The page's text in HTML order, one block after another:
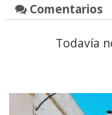
Comentarios
Todavía